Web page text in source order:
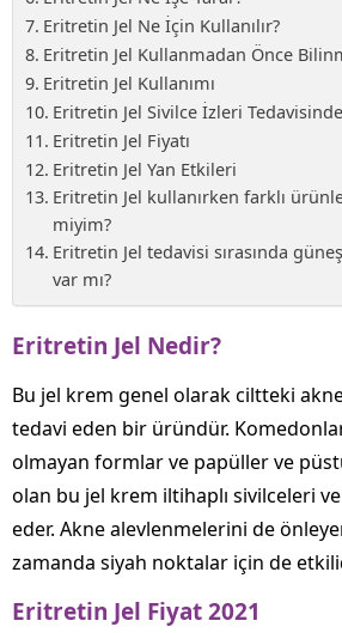
Eritretin Jel Ne İçin Kullanılır?
Eritretin Jel Kullanmadan Önce
Eritretin Jel Kullanımı
Eritretin Jel Sivilce İzleri Tedavisinde
Eritretin Jel Fiyatı
Eritretin Jel Yan Etkileri
Eritretin Jel kullanırken farklı
miyim?
Eritretin Jel tedavisi sırasında güneş
var mı?
Eritretin Jel Nedir?
Bu jel krem genel olarak ciltteki
tedavi eden bir üründür.
olmayan formlar ve papüller ve
olan bu jel krem iltihaplı sivilceleri
eder. Akne alevlenmelerini de
zamanda siyah noktalar için de
Eritretin Jel Fiyat 2021